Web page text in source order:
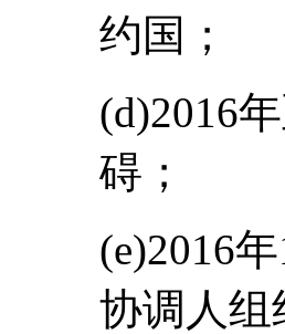
约国；
(d)2016
碍；
(e)2016
协调人组